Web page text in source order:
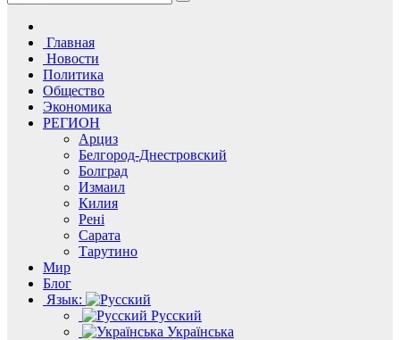
Главная
Новости
Политика
Общество
Экономика
РЕГИОН
Арциз
Белгород-Днестровский
Болград
Измаил
Килия
Рені
Сарата
Тарутино
Мир
Блог
Язык:
Русский
Українська